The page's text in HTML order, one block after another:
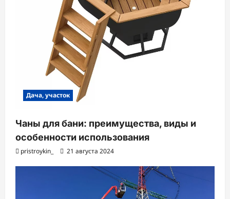
Дача, участок
Чаны для бани: преимущества, виды и
особенности использования
pristroykin_ 21 августа 2024